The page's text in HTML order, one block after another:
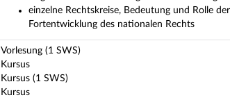
einzelne Rechtskreise, Bedeutung und Rolle
Fortentwicklung des nationalen Rechts
Vorlesung (1 SWS)
Kursus
Kursus (1 SWS)
Kursus